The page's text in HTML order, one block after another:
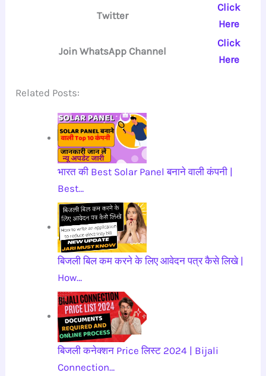
Twitter
Click
Here
Join WhatsApp Channel
Click
Here
Related Posts:
भारत की Best Solar Panel बनाने वाली कंपनी |
Best…
बिजली बिल कम करने के लिए आवेदन पत्र कैसे लिखे |
How…
बिजली कनेक्शन Price लिस्ट 2024 | Bijali
Connection…